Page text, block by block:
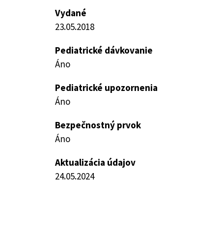
Vydané
23.05.2018
Pediatrické dávkovanie
Áno
Pediatrické upozornenia
Áno
Bezpečnostný prvok
Áno
Aktualizácia údajov
24.05.2024